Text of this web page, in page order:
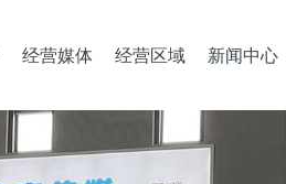
经营媒体 经营区域 新闻中心